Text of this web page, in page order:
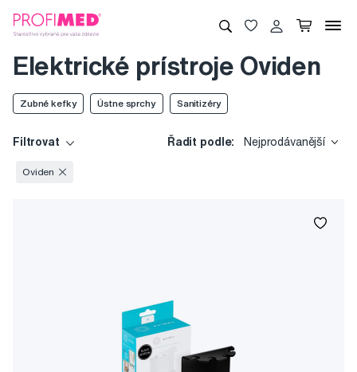
Elektrické prístroje Oviden
Zubné kefky Ústne sprchy Sanitizéry
Filtrovat Řadit podle: Nejprodávanější
Oviden